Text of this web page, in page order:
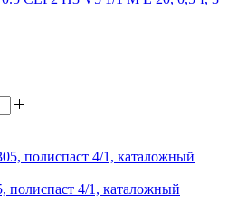
полиспаст 4/1, каталожный